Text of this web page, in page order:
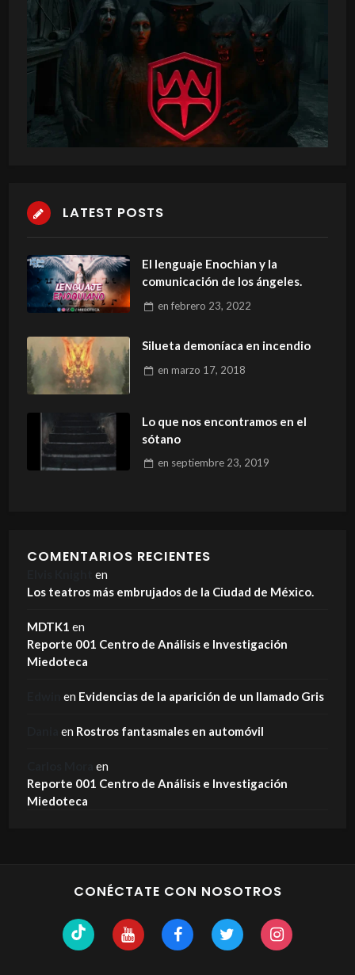
LATEST POSTS
El lenguaje Enochian y la
comunicación de los ángeles.
en febrero 23, 2022
Silueta demoníaca en incendio
en marzo 17, 2018
Lo que nos encontramos en el
sótano
en septiembre 23, 2019
COMENTARIOS RECIENTES
en
Los teatros más embrujados de la Ciudad de México.
MDTK1 en
Reporte 001 Centro de Análisis e Investigación
Miedoteca
en Evidencias de la aparición de un llamado Gris
en Rostros fantasmales en automóvil
en
Reporte 001 Centro de Análisis e Investigación
Miedoteca
CONÉCTATE CON NOSOTROS